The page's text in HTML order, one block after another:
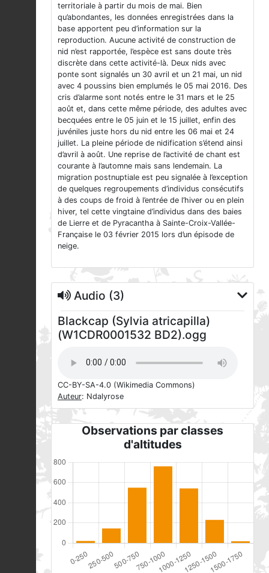
territoriale à partir du mois de mai. Bien
qu’abondantes, les données enregistrées dans la
base apportent peu d’information sur la
reproduction. Aucune activité de construction de
nid n’est rapportée, l’espèce est sans doute très
discrète dans cette activité-là. Deux nids avec
ponte sont signalés un 30 avril et un 21 mai, un nid
avec 4 poussins bien emplumés le 05 mai 2016. Des
cris d’alarme sont notés entre le 31 mars et le 25
août et, dans cette même période, des adultes avec
becquées entre le 05 juin et le 15 juillet, enfin des
juvéniles juste hors du nid entre les 06 mai et 24
juillet. La pleine période de nidification s’étend ainsi
d’avril à août. Une reprise de l’activité de chant est
courante à l’automne mais sans lendemain. La
migration postnuptiale est peu signalée à l’exception
de quelques regroupements d’individus consécutifs
à des coups de froid à l’entrée de l’hiver ou en plein
hiver, tel cette vingtaine d’individus dans des baies
de Lierre et de Pyracantha à Sainte-Croix-Vallée-
Française le 03 février 2015 lors d’un épisode de
neige.
Audio (3)
Blackcap (Sylvia atricapilla)
(W1CDR0001532 BD2).ogg
CC-BY-SA-4.0 (Wikimedia Commons)
Auteur: Ndalyrose
Observations par classes
d'altitudes